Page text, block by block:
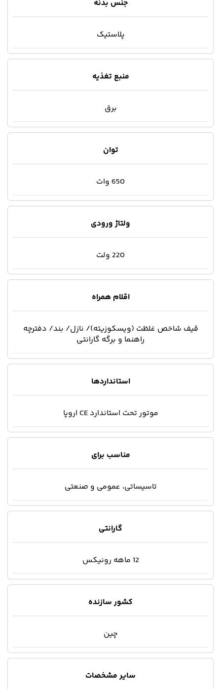
جنس بدنه
پلاستیک
منبع تغذیه
برق
توان
650 وات
ولتاژ ورودی
220 ولت
اقلام همراه
قیف شاخص غلظت (ویسکوزیته)/ نازل/ بند/ دفترچه
راهنما و برگه گارانتی
استانداردها
موتور تحت استاندارد CE اروپا
مناسب برای
تاسیساتی، عمومی و صنعتی
گارانتی
12 ماهه رونیکس
کشور سازنده
چین
سایر مشخصات